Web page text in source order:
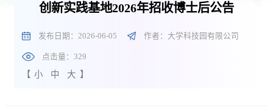
创新实践基地2026年招收博士后公告
发布日期：2026-06-05 作者：大学科技园有限公司
点击量：329
【 小 中 大 】